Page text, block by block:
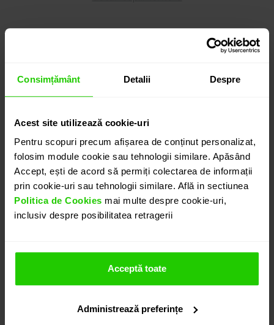
Consimțământ Detalii Despre
Acest site utilizează cookie-uri
Pentru scopuri precum afișarea de conținut personalizat,
folosim module cookie sau tehnologii similare. Apăsând
Accept, ești de acord să permiți colectarea de informații
prin cookie-uri sau tehnologii similare. Află in sectiunea
Politica de Cookies mai multe despre cookie-uri,
inclusiv despre posibilitatea retragerii
Acceptă toate
Administrează preferințe
PROGRAMEAZĂ O ÎNTÂLNIRE
DETALII
CERCEI GEMMA
Cercei realizati in aur galben de 18k cu o eleganță
contemporană, în care acvamarinul cu al sau
culorii și o eleganță aerată., este pus în valoare prin
creează un joc subtil de lumină și reflexii,